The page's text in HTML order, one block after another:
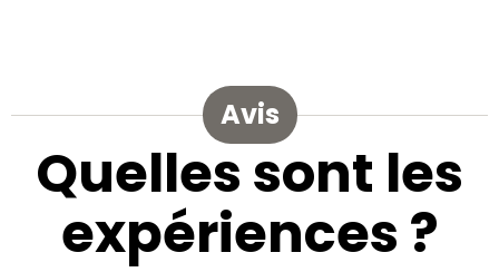
Avis
Quelles sont les
expériences ?